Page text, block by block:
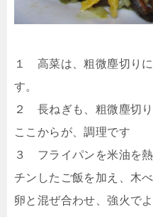
１ 高菜は、粗微塵切り
す。
２ 長ねぎも、粗微塵切り
ここからが、調理です
３ フライパンを米油を
チンしたご飯を加え、木
卵と混ぜ合わせ、強火で